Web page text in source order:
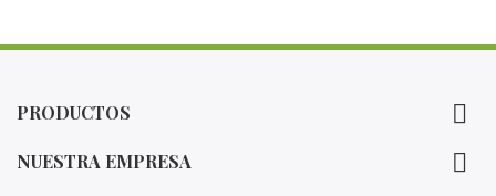
PRODUCTOS 
NUESTRA EMPRESA 